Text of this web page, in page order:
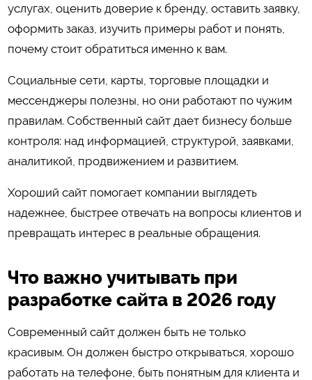
услугах, оценить доверие к бренду, оставить заявку,
оформить заказ, изучить примеры работ и понять,
почему стоит обратиться именно к вам.
Социальные сети, карты, торговые площадки и
мессенджеры полезны, но они работают по чужим
правилам. Собственный сайт дает бизнесу больше
контроля: над информацией, структурой, заявками,
аналитикой, продвижением и развитием.
Хороший сайт помогает компании выглядеть
надежнее, быстрее отвечать на вопросы клиентов и
превращать интерес в реальные обращения.
Что важно учитывать при
разработке сайта в 2026 году
Современный сайт должен быть не только
красивым. Он должен быстро открываться, хорошо
работать на телефоне, быть понятным для клиента и